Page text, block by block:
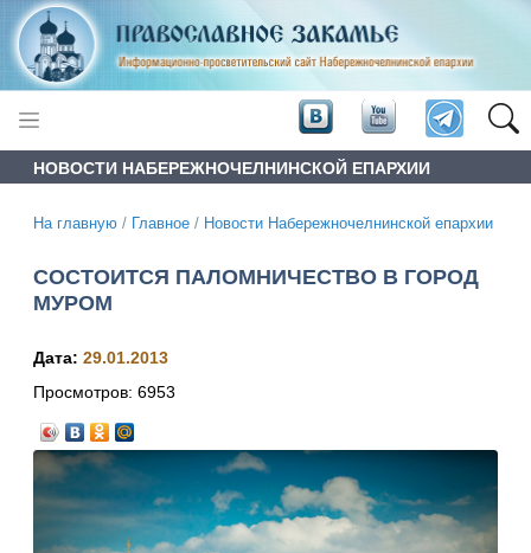
НОВОСТИ НАБЕРЕЖНОЧЕЛНИНСКОЙ ЕПАРХИИ
На главную / Главное / Новости Набережночелнинской епархии
СОСТОИТСЯ ПАЛОМНИЧЕСТВО В ГОРОД
МУРОМ
Дата: 29.01.2013
Просмотров: 6953